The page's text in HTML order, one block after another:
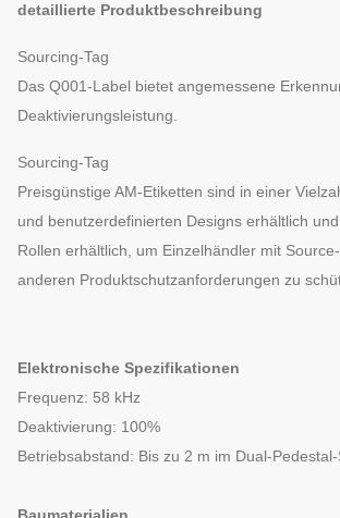
detaillierte Produktbeschreibung
Sourcing-Tag
Das Q001-Label bietet angemessene
Deaktivierungsleistung.
Sourcing-Tag
Preisgünstige AM-Etiketten sind in einer
und benutzerdefinierten Designs erhältlich
Rollen erhältlich, um Einzelhändler mit
anderen Produktschutzanforderungen zu
Elektronische Spezifikationen
Frequenz: 58 kHz
Deaktivierung: 100%
Betriebsabstand: Bis zu 2 m im Dual-Pedestal-